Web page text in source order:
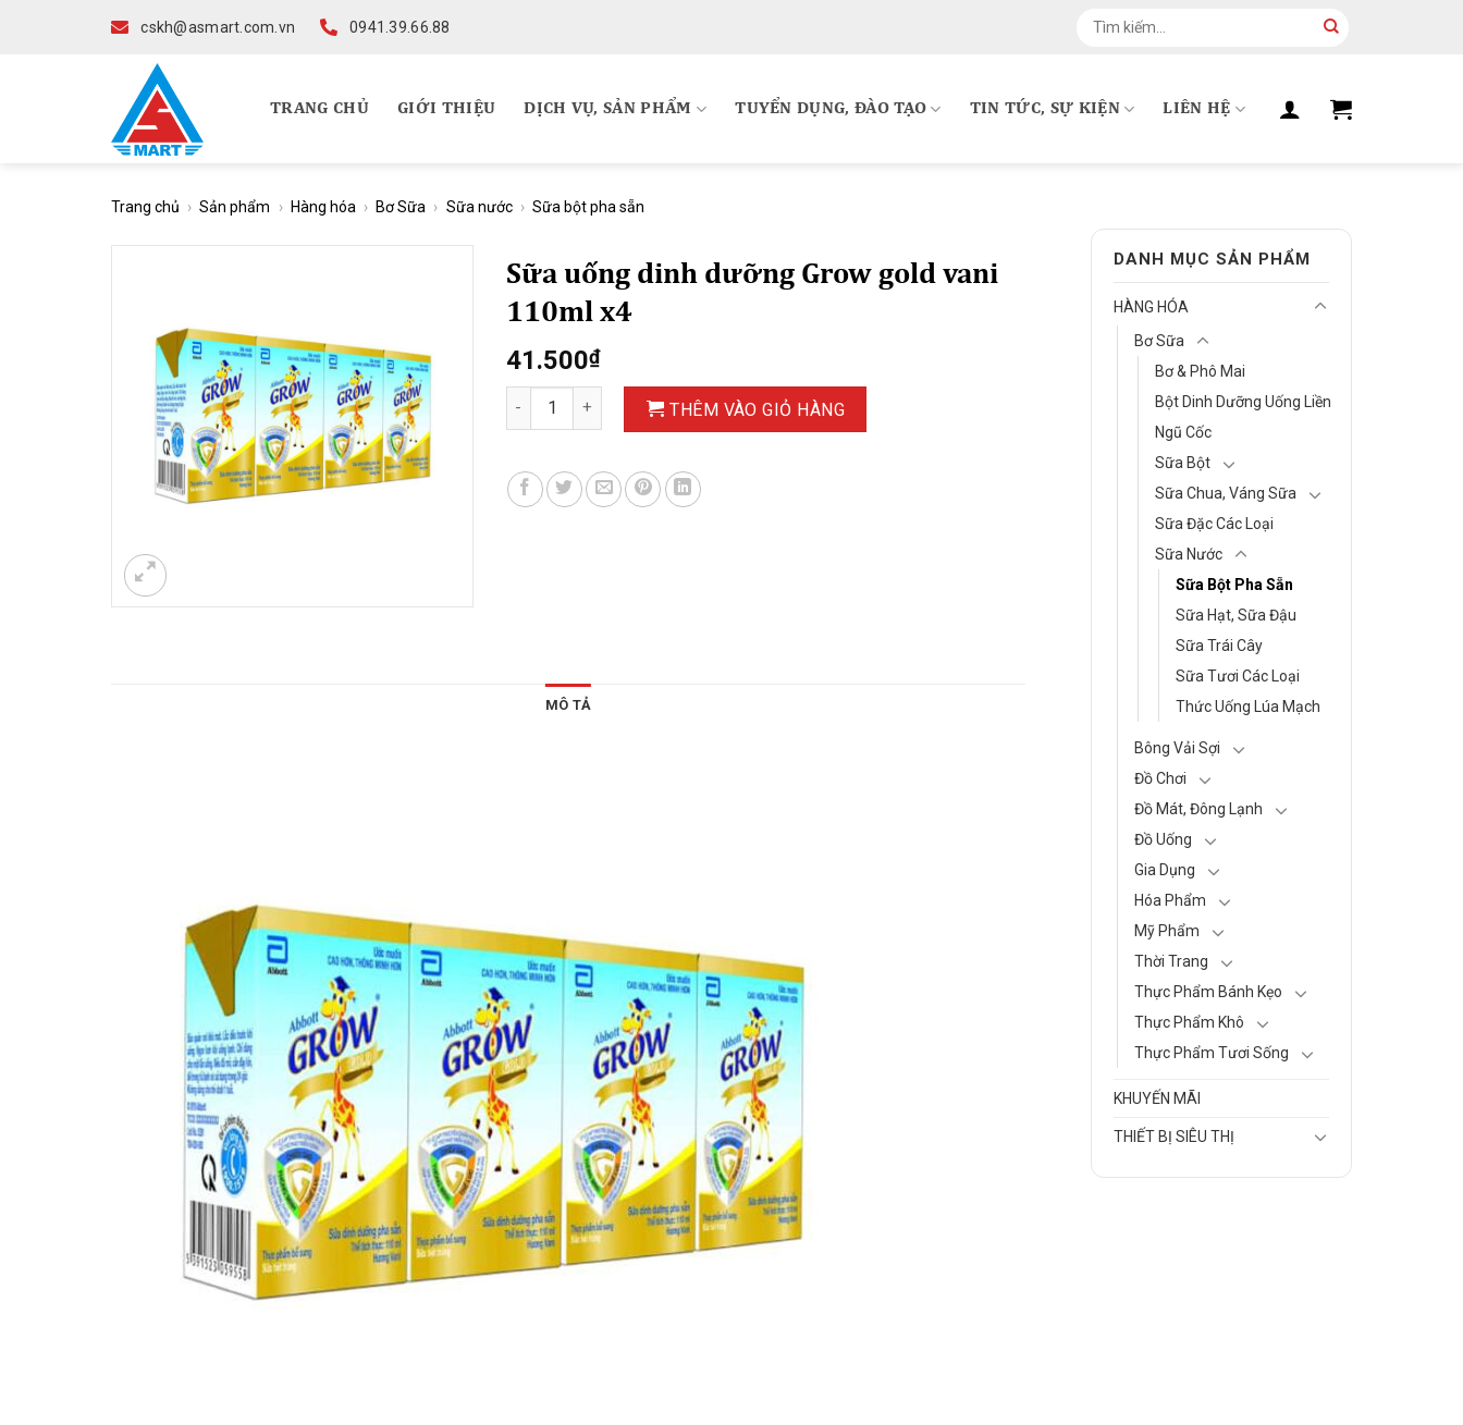
cskh@asmart.com.vn 0941.39.66.88
kiếm:
TRANG CHỦ GIỚI THIỆU DỊCH VỤ, SẢN PHẨM TUYỂN DỤNG, ĐÀO TẠO TIN TỨC, SỰ KIỆN LIÊN HỆ
Trang chủ › Sản phẩm › Hàng hóa › Bơ Sữa › Sữa nước › Sữa bột pha sẵn
DANH MỤC SẢN PHẨM
HÀNG HÓA
Bơ Sữa
Bơ & Phô Mai
Bột Dinh Dưỡng Uống Liền
Ngũ Cốc
Sữa Bột
Sữa Chua, Váng Sữa
Sữa Đặc Các Loại
Sữa Nước
Sữa Bột Pha Sẵn
Sữa Hạt, Sữa Đậu
Sữa Trái Cây
Sữa Tươi Các Loại
Thức Uống Lúa Mạch
Bông Vải Sợi
Đồ Chơi
Đồ Mát, Đông Lạnh
Đồ Uống
Gia Dụng
Hóa Phẩm
Mỹ Phẩm
Thời Trang
Thực Phẩm Bánh Kẹo
Thực Phẩm Khô
Thực Phẩm Tươi Sống
KHUYẾN MÃI
THIẾT BỊ SIÊU THỊ
Sữa uống dinh dưỡng Grow gold vani
110ml x4
41.500₫
Sữa uống dinh dưỡng Grow gold vani 110ml x4 số lượng
THÊM VÀO GIỎ HÀNG
MÔ TẢ